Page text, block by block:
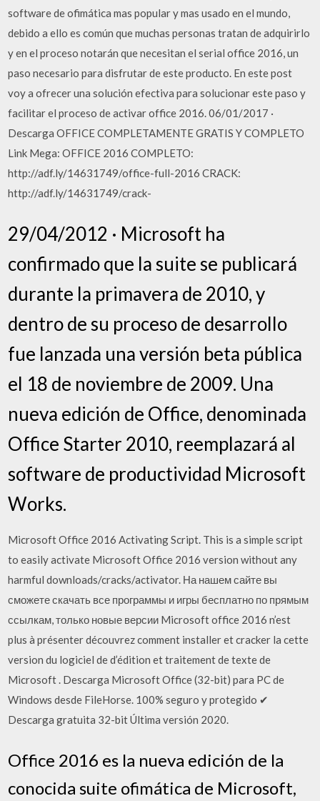
software de ofimática mas popular y mas usado en el mundo,
debido a ello es común que muchas personas tratan de adquirirlo
y en el proceso notarán que necesitan el serial office 2016, un
paso necesario para disfrutar de este producto. En este post
voy a ofrecer una solución efectiva para solucionar este paso y
facilitar el proceso de activar office 2016. 06/01/2017 ·
Descarga OFFICE COMPLETAMENTE GRATIS Y COMPLETO
Link Mega: OFFICE 2016 COMPLETO:
http://adf.ly/14631749/office-full-2016 CRACK:
http://adf.ly/14631749/crack-
29/04/2012 · Microsoft ha
confirmado que la suite se publicará
durante la primavera de 2010, y
dentro de su proceso de desarrollo
fue lanzada una versión beta pública
el 18 de noviembre de 2009. Una
nueva edición de Office, denominada
Office Starter 2010, reemplazará al
software de productividad Microsoft
Works.
Microsoft Office 2016 Activating Script. This is a simple script
to easily activate Microsoft Office 2016 version without any
harmful downloads/cracks/activator. На нашем сайте вы
сможете скачать все программы и игры бесплатно по прямым
ссылкам, только новые версии Microsoft office 2016 n’est
plus à présenter découvrez comment installer et cracker la cette
version du logiciel de d’édition et traitement de texte de
Microsoft . Descarga Microsoft Office (32-bit) para PC de
Windows desde FileHorse. 100% seguro y protegido ✔
Descarga gratuita 32-bit Última versión 2020.
Office 2016 es la nueva edición de la
conocida suite ofimática de Microsoft,